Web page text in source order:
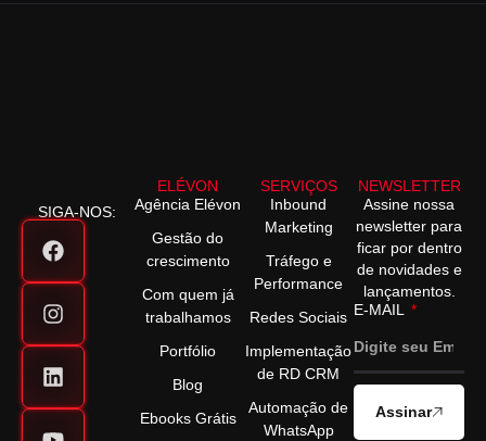
SIGA-NOS:
ELÉVON
Agência Elévon
Gestão do
crescimento
Com quem já
trabalhamos
Portfólio
Blog
Ebooks Grátis
SERVIÇOS
Inbound
Marketing
Tráfego e
Performance
Redes Sociais
Implementação
de RD CRM
Automação de
WhatsApp
NEWSLETTER
Assine nossa
newsletter para
ficar por dentro
de novidades e
lançamentos.
E-MAIL
Assinar